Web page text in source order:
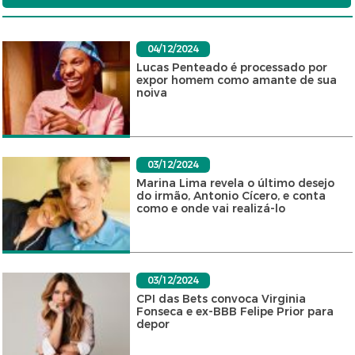
04/12/2024
Lucas Penteado é processado por
expor homem como amante de sua
noiva
03/12/2024
Marina Lima revela o último desejo
do irmão, Antonio Cícero, e conta
como e onde vai realizá-lo
03/12/2024
CPI das Bets convoca Virginia
Fonseca e ex-BBB Felipe Prior para
depor